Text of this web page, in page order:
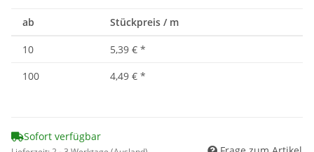
ab Stückpreis / m
10 5,39 € *
100
4,49 € *
Sofort verfügbar